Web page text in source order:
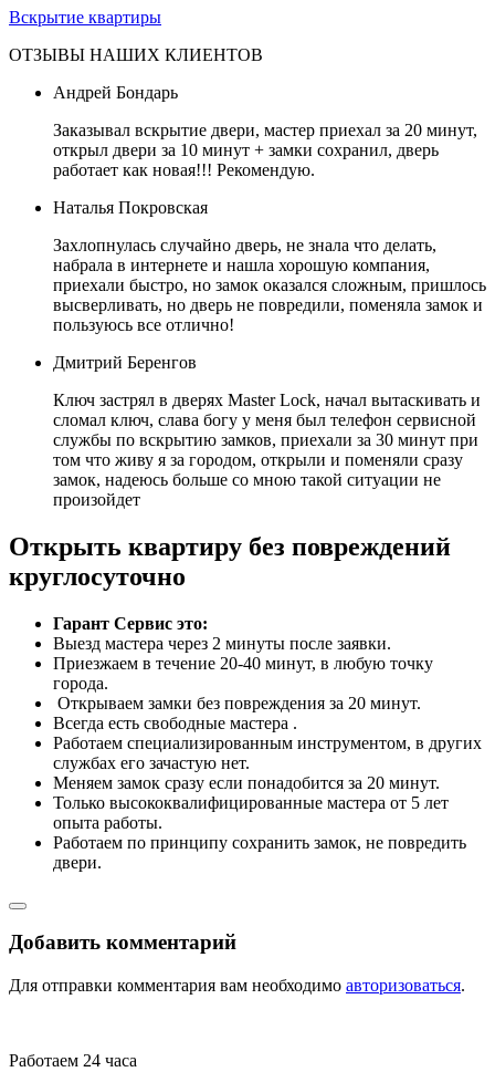
Вскрытие квартиры
ОТЗЫВЫ НАШИХ КЛИЕНТОВ
Андрей Бондарь
Заказывал вскрытие двери, мастер приехал за 20 минут,
открыл двери за 10 минут + замки сохранил, дверь
работает как новая!!! Рекомендую.
Наталья Покровская
Захлопнулась случайно дверь, не знала что делать,
набрала в интернете и нашла хорошую компания,
приехали быстро, но замок оказался сложным, пришлось
высверливать, но дверь не повредили, поменяла замок и
пользуюсь все отлично!
Дмитрий Беренгов
Ключ застрял в дверях Master Lock, начал вытаскивать и
сломал ключ, слава богу у меня был телефон сервисной
службы по вскрытию замков, приехали за 30 минут при
том что живу я за городом, открыли и поменяли сразу
замок, надеюсь больше со мною такой ситуации не
произойдет
Открыть квартиру без повреждений
круглосуточно
Гарант Сервис это:
Выезд мастера через 2 минуты после заявки.
Приезжаем в течение 20-40 минут, в любую точку
города.
​ Открываем замки без повреждения за 20 минут.
Всегда есть свободные мастера .
Работаем специализированным инструментом, в других
службах его зачастую нет.
Меняем замок сразу если понадобится за 20 минут.
Только высококвалифицированные мастера от 5 лет
опыта работы.
Работаем по принципу сохранить замок, не повредить
двери.
Добавить комментарий
Для отправки комментария вам необходимо авторизоваться.
Работаем 24 часа